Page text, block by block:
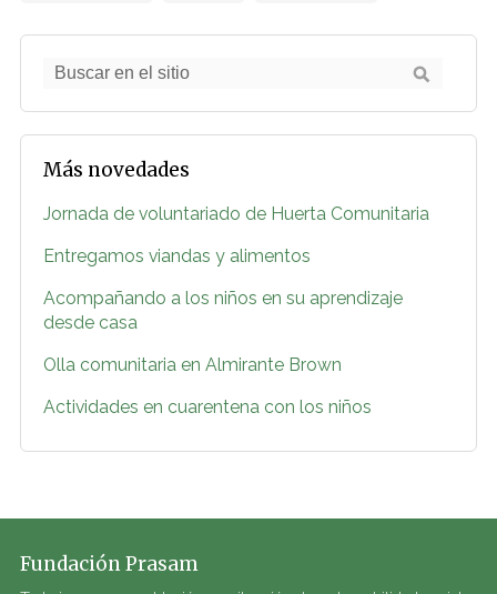
Más novedades
Jornada de voluntariado de Huerta Comunitaria
Entregamos viandas y alimentos
Acompañando a los niños en su aprendizaje
desde casa
Olla comunitaria en Almirante Brown
Actividades en cuarentena con los niños
Fundación Prasam